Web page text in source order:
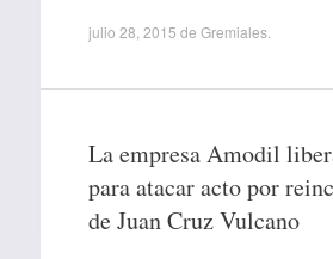
julio 28, 2015 de Gremiales.
La empresa Amodil
para atacar acto por
de Juan Cruz Vulcano